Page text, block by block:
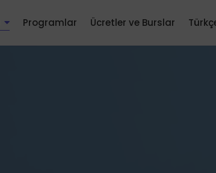
Programlar Ücretler ve Burslar